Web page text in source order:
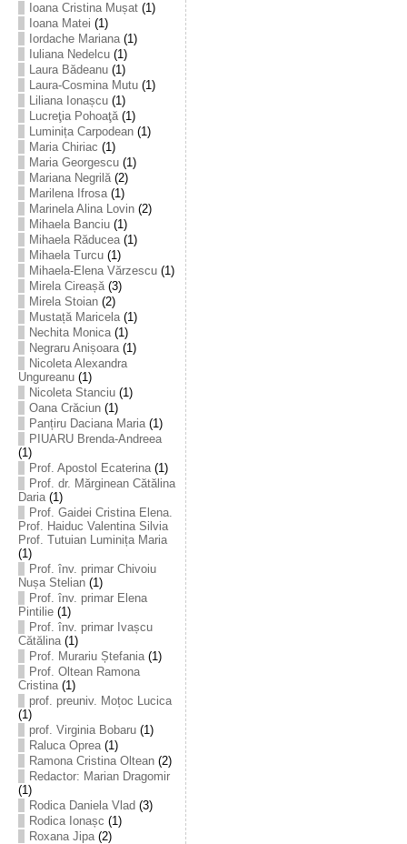
Ioana Cristina Mușat(1)
Ioana Matei (1)
Iordache Mariana(1)
Iuliana Nedelcu(1)
Laura Bădeanu(1)
Laura-Cosmina Mutu(1)
Liliana Ionașcu(1)
Lucreţia Pohoaţă(1)
Luminița Carpodean(1)
Maria Chiriac (1)
Maria Georgescu(1)
Mariana Negrilă(2)
Marilena Ifrosa(1)
Marinela Alina Lovin(2)
Mihaela Banciu(1)
Mihaela Răducea(1)
Mihaela Turcu(1)
Mihaela-Elena Vărzescu(1)
Mirela Cireașă(3)
Mirela Stoian(2)
Mustață Maricela(1)
Nechita Monica(1)
Negraru Anișoara(1)
Nicoleta Alexandra
Ungureanu(1)
Nicoleta Stanciu(1)
Oana Crăciun(1)
Panțiru Daciana Maria(1)
PIUARU Brenda-Andreea
(1)
Prof. Apostol Ecaterina(1)
Prof. dr. Mărginean Cătălina
Daria(1)
Prof. Gaidei Cristina Elena.
Prof. Haiduc Valentina Silvia
Prof. Tutuian Luminița Maria
(1)
Prof. înv. primar Chivoiu
Nușa Stelian(1)
Prof. înv. primar Elena
Pintilie(1)
Prof. înv. primar Ivașcu
Cătălina(1)
Prof. Murariu Ștefania(1)
Prof. Oltean Ramona
Cristina(1)
prof. preuniv. Moțoc Lucica
(1)
prof. Virginia Bobaru(1)
Raluca Oprea(1)
Ramona Cristina Oltean(2)
Redactor: Marian Dragomir
(1)
Rodica Daniela Vlad (3)
Rodica Ionașc (1)
Roxana Jipa(2)